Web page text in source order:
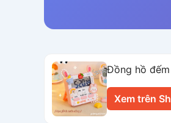
Đồng hồ
Xem trên